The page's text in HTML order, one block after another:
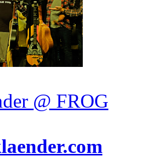
@ FROG